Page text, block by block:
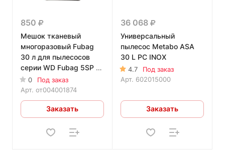
850
Мешок тканевый
многоразовый Fubag
30 л для пылесосов
серии WD Fubag 5SP 1
шт.
0
Под заказ
Арт. от004001874
Заказать
36 068
Универсальный
пылесос Metabo ASA
30 L PC INOX
4.7
Под заказ
Арт. 602015000
Заказать